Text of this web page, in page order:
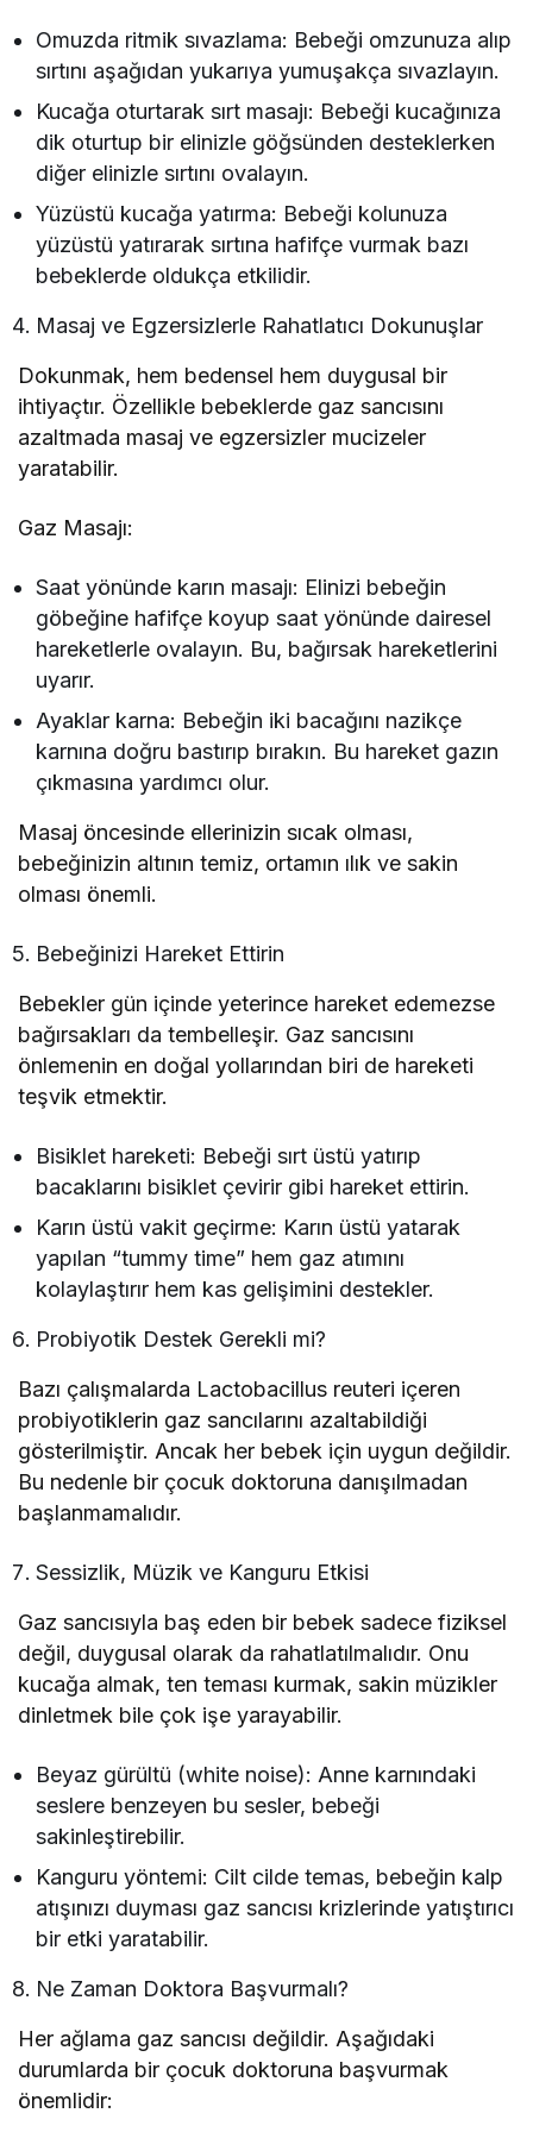
Omuzda ritmik sıvazlama: Bebeği omzunuza alıp
sırtını aşağıdan yukarıya yumuşakça sıvazlayın.
Kucağa oturtarak sırt masajı: Bebeği kucağınıza
dik oturtup bir elinizle göğsünden desteklerken
diğer elinizle sırtını ovalayın.
Yüzüstü kucağa yatırma: Bebeği kolunuza
yüzüstü yatırarak sırtına hafifçe vurmak bazı
bebeklerde oldukça etkilidir.
Masaj ve Egzersizlerle Rahatlatıcı Dokunuşlar
Dokunmak, hem bedensel hem duygusal bir
ihtiyaçtır. Özellikle bebeklerde gaz sancısını
azaltmada masaj ve egzersizler mucizeler
yaratabilir.
Gaz Masajı:
Saat yönünde karın masajı: Elinizi bebeğin
göbeğine hafifçe koyup saat yönünde dairesel
hareketlerle ovalayın. Bu, bağırsak hareketlerini
uyarır.
Ayaklar karna: Bebeğin iki bacağını nazikçe
karnına doğru bastırıp bırakın. Bu hareket gazın
çıkmasına yardımcı olur.
Masaj öncesinde ellerinizin sıcak olması,
bebeğinizin altının temiz, ortamın ılık ve sakin
olması önemli.
Bebeğinizi Hareket Ettirin
Bebekler gün içinde yeterince hareket edemezse
bağırsakları da tembelleşir. Gaz sancısını
önlemenin en doğal yollarından biri de hareketi
teşvik etmektir.
Bisiklet hareketi: Bebeği sırt üstü yatırıp
bacaklarını bisiklet çevirir gibi hareket ettirin.
Karın üstü vakit geçirme: Karın üstü yatarak
yapılan “tummy time” hem gaz atımını
kolaylaştırır hem kas gelişimini destekler.
Probiyotik Destek Gerekli mi?
Bazı çalışmalarda Lactobacillus reuteri içeren
probiyotiklerin gaz sancılarını azaltabildiği
gösterilmiştir. Ancak her bebek için uygun değildir.
Bu nedenle bir çocuk doktoruna danışılmadan
başlanmamalıdır.
Sessizlik, Müzik ve Kanguru Etkisi
Gaz sancısıyla baş eden bir bebek sadece fiziksel
değil, duygusal olarak da rahatlatılmalıdır. Onu
kucağa almak, ten teması kurmak, sakin müzikler
dinletmek bile çok işe yarayabilir.
Beyaz gürültü (white noise): Anne karnındaki
seslere benzeyen bu sesler, bebeği
sakinleştirebilir.
Kanguru yöntemi: Cilt cilde temas, bebeğin kalp
atışınızı duyması gaz sancısı krizlerinde yatıştırıcı
bir etki yaratabilir.
Ne Zaman Doktora Başvurmalı?
Her ağlama gaz sancısı değildir. Aşağıdaki
durumlarda bir çocuk doktoruna başvurmak
önemlidir: